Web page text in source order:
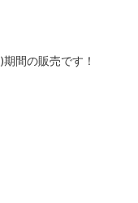
)期間の販売です！